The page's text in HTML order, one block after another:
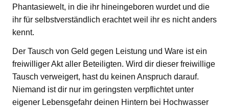
Phantasiewelt, in die ihr hineingeboren wurdet und die
ihr für selbstverständlich erachtet weil ihr es nicht anders
kennt.
Der Tausch von Geld gegen Leistung und Ware ist ein
freiwilliger Akt aller Beteiligten. Wird dir dieser freiwillige
Tausch verweigert, hast du keinen Anspruch darauf.
Niemand ist dir nur im geringsten verpflichtet unter
eigener Lebensgefahr deinen Hintern bei Hochwasser